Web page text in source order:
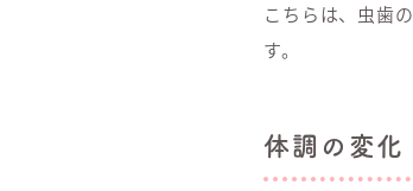
こちらは、虫歯
す。
体調の変化